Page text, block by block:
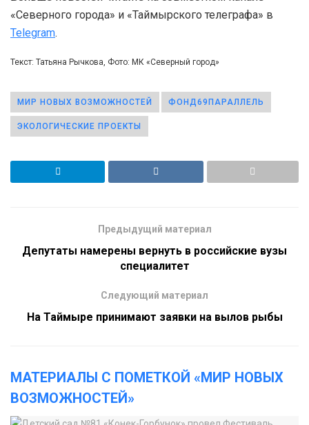
«Северного города» и «Таймырского телеграфа» в
Telegram.
Текст: Татьяна Рычкова, Фото: МК «Северный город»
МИР НОВЫХ ВОЗМОЖНОСТЕЙ ФОНД69ПАРАЛЛЕЛЬ
ЭКОЛОГИЧЕСКИЕ ПРОЕКТЫ
Предыдущий материал
Депутаты намерены вернуть в российские вузы
специалитет
Следующий материал
На Таймыре принимают заявки на вылов рыбы
МАТЕРИАЛЫ С ПОМЕТКОЙ «МИР НОВЫХ
ВОЗМОЖНОСТЕЙ»